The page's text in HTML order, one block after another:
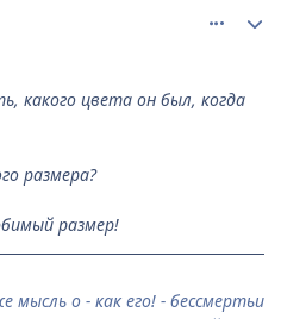
какого цвета он был, когда
размера?
размер!
мысль о - как его! - бессмертьи